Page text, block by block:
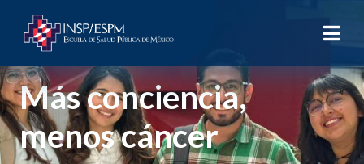
Más conciencia,
menos cáncer